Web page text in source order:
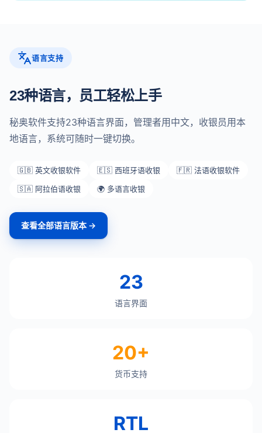
语言支持
23种语言，员工轻松上手
秘奥软件支持23种语言界面，管理者用中文，收银员用本
地语言，系统可随时一键切换。
🇬🇧 英文收银软件 🇪🇸 西班牙语收银
🇫🇷 法语收银软件
🇸🇦 阿拉伯语收银
🌍 多语言收银
查看全部语言版本 →
23
语言界面
20+
货币支持
RTL